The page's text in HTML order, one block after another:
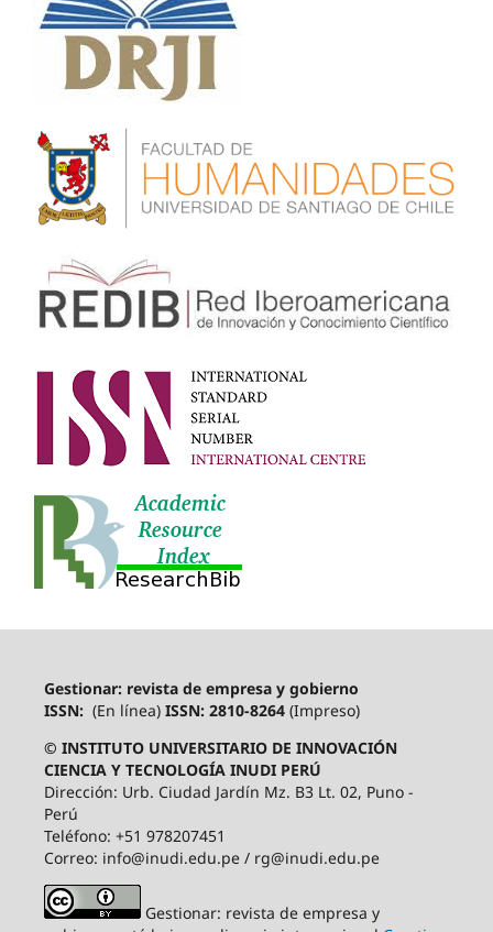
Gestionar: revista de empresa y gobierno
ISSN: (En línea) ISSN: 2810-8264 (Impreso)
© INSTITUTO UNIVERSITARIO DE INNOVACIÓN
CIENCIA Y TECNOLOGÍA INUDI PERÚ
Dirección: Urb. Ciudad Jardín Mz. B3 Lt. 02, Puno -
Perú
Teléfono: +51 978207451
Correo: info@inudi.edu.pe / rg@inudi.edu.pe
Gestionar: revista de empresa y